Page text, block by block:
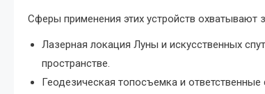
Сферы применения этих устройств охватывают
Лазерная локация Луны и искусственных
пространстве.
Геодезическая топосъемка и